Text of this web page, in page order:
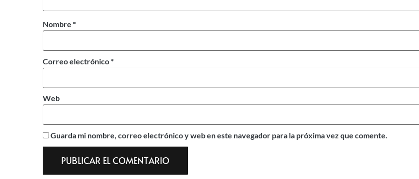
Nombre *
Correo electrónico*
Web
Guarda mi nombre, correo electrónico y web en este navegador para la próxima vez que comente.